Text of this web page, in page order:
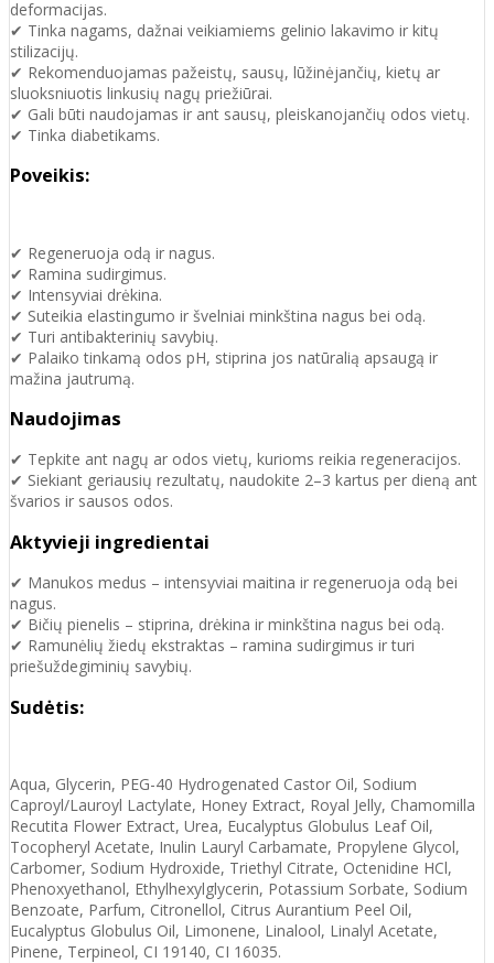
deformacijas.
✔ Tinka nagams, dažnai veikiamiems gelinio lakavimo ir kitų
stilizacijų.
✔ Rekomenduojamas pažeistų, sausų, lūžinėjančių, kietų ar
sluoksniuotis linkusių nagų priežiūrai.
✔ Gali būti naudojamas ir ant sausų, pleiskanojančių odos vietų.
✔ Tinka diabetikams.
Poveikis:
✔ Regeneruoja odą ir nagus.
✔ Ramina sudirgimus.
✔ Intensyviai drėkina.
✔ Suteikia elastingumo ir švelniai minkština nagus bei odą.
✔ Turi antibakterinių savybių.
✔ Palaiko tinkamą odos pH, stiprina jos natūralią apsaugą ir
mažina jautrumą.
Naudojimas
✔ Tepkite ant nagų ar odos vietų, kurioms reikia regeneracijos.
✔ Siekiant geriausių rezultatų, naudokite 2–3 kartus per dieną ant
švarios ir sausos odos.
Aktyvieji ingredientai
✔ Manukos medus – intensyviai maitina ir regeneruoja odą bei
nagus.
✔ Bičių pienelis – stiprina, drėkina ir minkština nagus bei odą.
✔ Ramunėlių žiedų ekstraktas – ramina sudirgimus ir turi
priešuždegiminių savybių.
Sudėtis:
Aqua, Glycerin, PEG-40 Hydrogenated Castor Oil, Sodium
Caproyl/Lauroyl Lactylate, Honey Extract, Royal Jelly, Chamomilla
Recutita Flower Extract, Urea, Eucalyptus Globulus Leaf Oil,
Tocopheryl Acetate, Inulin Lauryl Carbamate, Propylene Glycol,
Carbomer, Sodium Hydroxide, Triethyl Citrate, Octenidine HCl,
Phenoxyethanol, Ethylhexylglycerin, Potassium Sorbate, Sodium
Benzoate, Parfum, Citronellol, Citrus Aurantium Peel Oil,
Eucalyptus Globulus Oil, Limonene, Linalool, Linalyl Acetate,
Pinene, Terpineol, CI 19140, CI 16035.